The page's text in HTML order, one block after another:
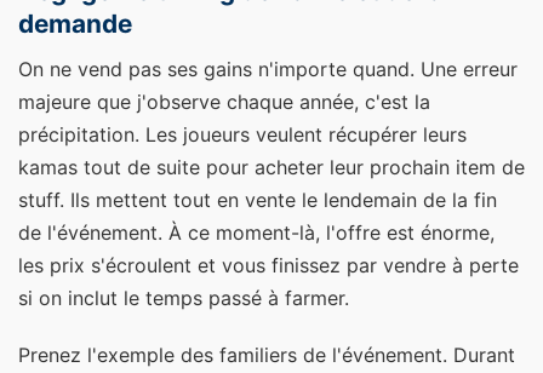
demande
On ne vend pas ses gains n'importe quand. Une erreur
majeure que j'observe chaque année, c'est la
précipitation. Les joueurs veulent récupérer leurs
kamas tout de suite pour acheter leur prochain item de
stuff. Ils mettent tout en vente le lendemain de la fin
de l'événement. À ce moment-là, l'offre est énorme,
les prix s'écroulent et vous finissez par vendre à perte
si on inclut le temps passé à farmer.
Prenez l'exemple des familiers de l'événement. Durant